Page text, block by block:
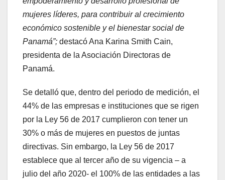
mujeres líderes, para contribuir al crecimiento
económico sostenible y el bienestar social de
Panamá”; destacó Ana Karina Smith Cain,
presidenta de la Asociación Directoras de
Panamá.
Se detalló que, dentro del periodo de medición, el
44% de las empresas e instituciones que se rigen
por la Ley 56 de 2017 cumplieron con tener un
30% o más de mujeres en puestos de juntas
directivas. Sin embargo, la Ley 56 de 2017
establece que al tercer año de su vigencia – a
julio del año 2020- el 100% de las entidades a las